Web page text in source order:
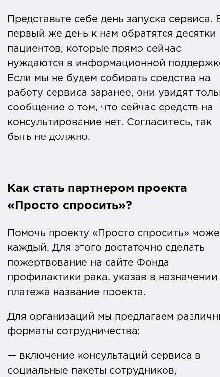
Представьте себе день запуска сервиса.
первый же день к нам обратятся десятки
пациентов, которые прямо сейчас
нуждаются в информационной
Если мы не будем собирать средства на
работу сервиса заранее, они увидят
сообщение о том, что сейчас средств на
консультирование нет. Согласитесь, так
быть не должно.
Как стать партнером проекта
«Просто спросить»?
Помочь проекту «Просто спросить»
каждый. Для этого достаточно сделать
пожертвование на сайте Фонда
профилактики рака, указав в назначении
платежа название проекта.
Для организаций мы предлагаем
форматы сотрудничества:
— включение консультаций сервиса в
социальные пакеты сотрудников,